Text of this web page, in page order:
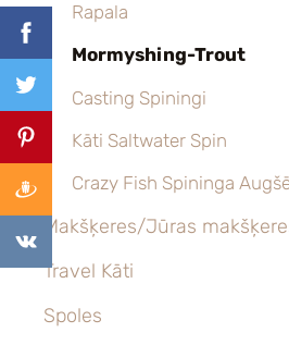
Rapala
Mormyshing-Trout
Casting Spiningi
Kāti Saltwater Spin
Crazy Fish Spininga
Makšķeres/Jūras
Travel Kāti
Spoles